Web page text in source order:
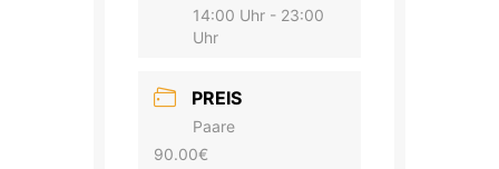
14:00 Uhr - 23:00
Uhr
PREIS
Paare
90.00€